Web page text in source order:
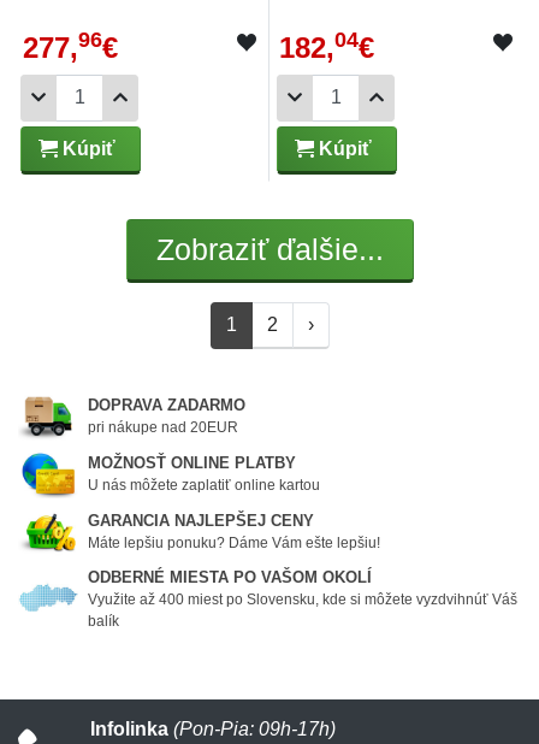
277,96€
Kúpiť
182,04€
Kúpiť
Zobraziť ďalšie...
1 2 ›
DOPRAVA ZADARMO
pri nákupe nad 20EUR
MOŽNOSŤ ONLINE PLATBY
U nás môžete zaplatiť online kartou
GARANCIA NAJLEPŠEJ CENY
Máte lepšiu ponuku? Dáme Vám ešte lepšiu!
ODBERNÉ MIESTA PO VAŠOM OKOLÍ
Využite až 400 miest po Slovensku, kde si môžete vyzdvihnúť Váš
balík
Infolinka (Pon-Pia: 09h-17h)